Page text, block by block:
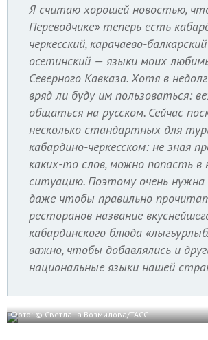
Я считаю хорошей новостью,
Переводчике» теперь есть
черкесский, карачаево-
осетинский — языки моих
Северного Кавказа. Хотя в
вряд ли буду им пользоваться:
общаться на русском. Сейчас
несколько стандартных для
кабардино-черкесском: не зная
каких-то слов, можно попасть в
ситуацию. Поэтому очень нужна
даже чтобы правильно
ресторанов название
кабардинского блюда
важно, чтобы добавлялись и
национальные языки нашей
Фото: © Светлана Возмилова/ТАСС